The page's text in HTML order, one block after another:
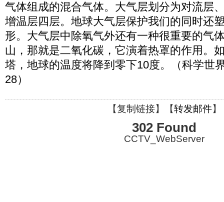
气体组成的混合气体。大气层划分为对流层
增温层四层。地球大气层保护我们的同时还
形。大气层中除氧气外还有一种很重要的气
山，那就是二氧化碳，它演着热罩的作用。
塔，地球的温度将降到零下10度。（科学世
28）
【复制链接】【转发邮件】
302 Found
CCTV_WebServer